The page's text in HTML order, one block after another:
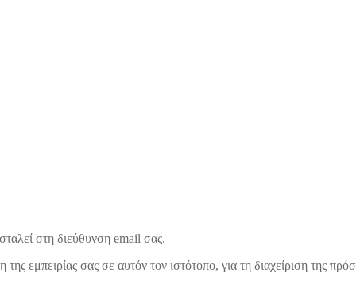
στη διεύθυνση email σας.
εμπειρίας σας σε αυτόν τον ιστότοπο, για τη διαχείριση της